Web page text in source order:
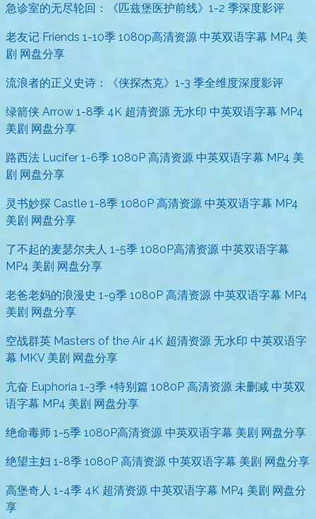
急诊室的无尽轮回：《匹兹堡医护前线》1-2 季深度影评
老友记 Friends 1-10季 1080p高清资源 中英双语字幕 MP4 美
剧 网盘分享
流浪者的正义史诗：《侠探杰克》1-3 季全维度深度影评
绿箭侠 Arrow 1-8季 4K 超清资源 无水印 中英双语字幕 MP4
美剧 网盘分享
路西法 Lucifer 1-6季 1080P 高清资源 中英双语字幕 MP4 美
剧 网盘分享
灵书妙探 Castle 1-8季 1080P 高清资源 中英双语字幕 MP4
美剧 网盘分享
了不起的麦瑟尔夫人 1-5季 1080P高清资源 中英双语字幕
MP4 美剧 网盘分享
老爸老妈的浪漫史 1-9季 1080P 高清资源 中英双语字幕 MP4
美剧 网盘分享
空战群英 Masters of the Air 4K 超清资源 无水印 中英双语字
幕 MKV 美剧 网盘分享
亢奋 Euphoria 1-3季 +特别篇 1080P 高清资源 未删减 中英双
语字幕 MP4 美剧 网盘分享
绝命毒师 1-5季 1080P高清资源 中英双语字幕 美剧 网盘分享
绝望主妇 1-8季 1080P 高清资源 中英双语字幕 美剧 网盘分享
高堡奇人 1-4季 4K 超清资源 中英双语字幕 MP4 美剧 网盘分
享